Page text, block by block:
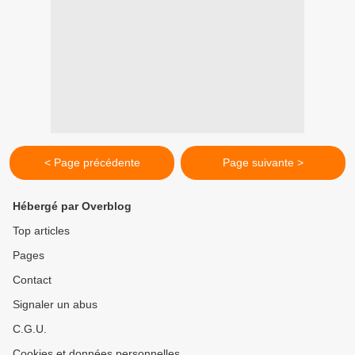
< Page précédente Page suivante >
Hébergé par Overblog
Top articles
Pages
Contact
Signaler un abus
C.G.U.